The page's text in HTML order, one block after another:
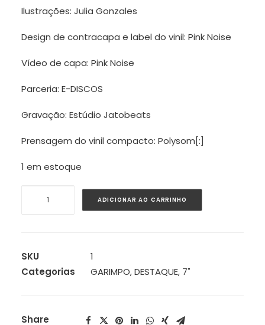
Ilustrações: Julia Gonzales
Design de contracapa e label do vinil: Pink Noise
Vídeo de capa: Pink Noise
Parceria: E-DISCOS
Gravação: Estúdio Jatobeats
Prensagem do vinil compacto: Polysom[:]
1 em estoque
frevo
[:]
ADICIONAR AO CARRINHO
SKU
1
Categorias
GARIMPO,DESTAQUE, 7"
Share